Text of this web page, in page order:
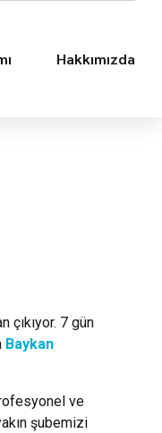
Hakkımızda
7 gün
Baykan
ve
şubemizi